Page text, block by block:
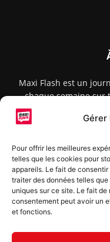
Gérer
Pour offrir les meilleures
telles que les cookies pour
appareils. Le fait de
traiter des données telles
uniques sur ce site. Le fait
consentement peut avoir un
et fonctions.
Maxi Flash est un
chaque semaine sur
depuis 2015, dans les
depuis 2022, et à